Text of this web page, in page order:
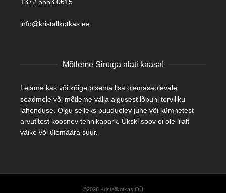
+372 5553 0615
info@kristallkotkas.ee
Mõtleme Sinuga alati kaasa!
Leiame kas või kõige pisema lisa olemasaolevale
seadmele või mõtleme välja algusest lõpuni terviliku
lahenduse. Olgu selleks puuduolev juhe või kümnetest
arvutitest koosnev tehnikapark. Ükski soov ei ole liialt
väike või ülemäära suur.
©2026 Kristallkotkas OÜ